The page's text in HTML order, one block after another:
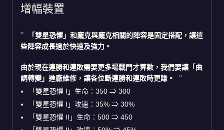
增幅裝置
「雙星恐懼」和龐克與龐克相關的陣容是固定搭配，讓這
些陣容成長過於快速及強力。
由於現在連勝和連敗需要更多場戰鬥才算數，我們要讓「曲
調轉變」進廠維修，讓各位斷連勝和連敗時更賺。
「雙星恐懼 I」生命：350 ⇒ 300
「雙星恐懼 I」攻速：35% ⇒ 30%
「雙星恐懼 II」生命：500 ⇒ 450